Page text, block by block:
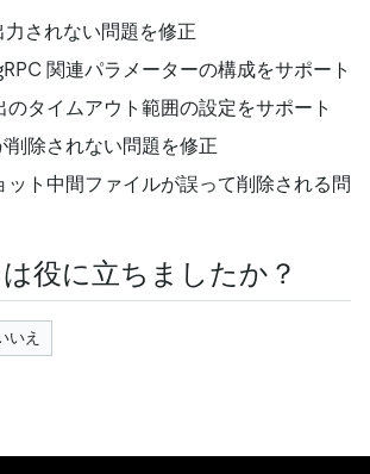
力されない問題を修正
関連パラメーターの構成をサポート
のタイムアウト範囲の設定をサポート
削除されない問題を修正
ット中間ファイルが誤って削除される問
役に立ちましたか？
いえ